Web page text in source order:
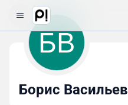
БВ
Борис Васильев